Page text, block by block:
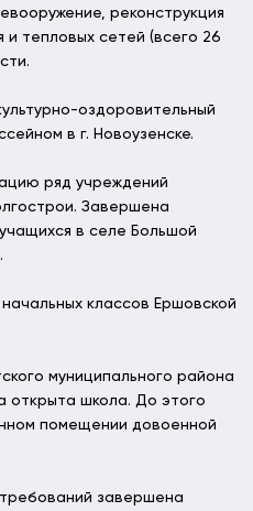
реконструкция
и тепловых сетей (всего 26
оздоровительный
в г. Новоузенске.
ряд учреждений
Завершена
в селе Большой
классов Ершовской
муниципального района
открыта школа. До этого
помещении довоенной
завершена